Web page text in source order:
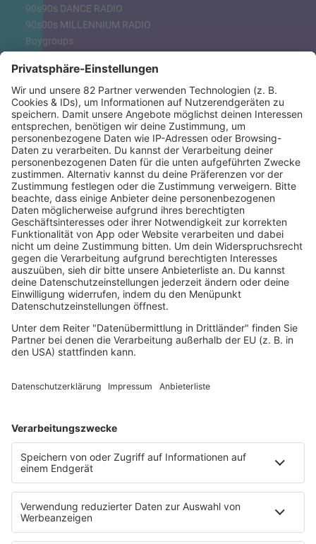
90s90s DANCE RADIO
90s00s MILLENNIUM RADIO
Boygroups
Clubhits
Dinnerparty
Eurodance
Grunge
Hiphop & Rap
Hiphop deutsch
House
Ibiza
Loveparade
Lovesongs
Mayday
Rave
Reggae
RnB Ballads
Rock
Soul & RnB
Techno
Trance
Podcast
Pop Crimes
The Story / Loveparade
90er Kids mit Oli.P